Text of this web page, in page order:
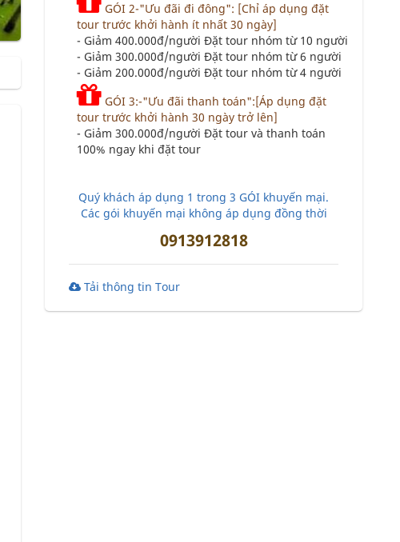
GÓI 2-"Ưu đãi đi đông": [Chỉ áp dụng đặt
tour trước khởi hành ít nhất 30 ngày]
- Giảm 400.000đ/người Đặt tour nhóm từ 10 người
- Giảm 300.000đ/người Đặt tour nhóm từ 6 người
- Giảm 200.000đ/người Đặt tour nhóm từ 4 người
GÓI 3:-"Ưu đãi thanh toán":[Áp dụng đặt
tour trước khởi hành 30 ngày trở lên]
- Giảm 300.000đ/người Đặt tour và thanh toán
100% ngay khi đặt tour
Quý khách áp dụng 1 trong 3 GÓI khuyến mại.
Các gói khuyến mại không áp dụng đồng thời
0913912818
Tải thông tin Tour